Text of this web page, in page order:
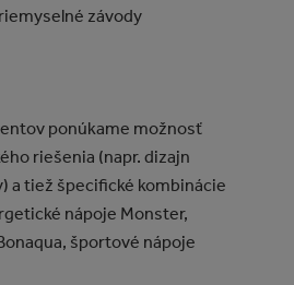
závody
ponúkame možnosť
riešenia (napr. dizajn
a tiež špecifické kombinácie
nápoje Monster,
športové nápoje